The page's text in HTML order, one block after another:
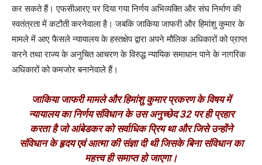
कर सकते हैं। एफसीआरए पर दिया गया निर्णय अभिव्यक्ति और संघ निर्माण की
स्वतंत्रता में कटौती करनेवाला है। जबकि जाकिया जाफरी और हिमांशु कुमार के
मामले में आए फैसले न्यायालय के हस्तक्षेप द्वारा अपने मौलिक अधिकारों को प्राप्त
करने तथा राज्य के अनुचित आचरण के विरुद्ध न्यायिक समाधान पाने के नागरिक
अधिकारों को कमजोर बनानेवाले हैं।
जाकिया जाफरी मामले और हिमांशु कुमार प्रकरण के विषय में
न्यायालय का निर्णय संविधान के उस अनुच्छेद 32 पर ही प्रहार
करता है जो आंबेडकर को सर्वाधिक प्रिय था और जिसे उन्होंने
संविधान के हृदय एवं आत्मा की संज्ञा दी थी जिसके बिना संविधान का
महत्त्व ही समाप्त हो जाएगा।